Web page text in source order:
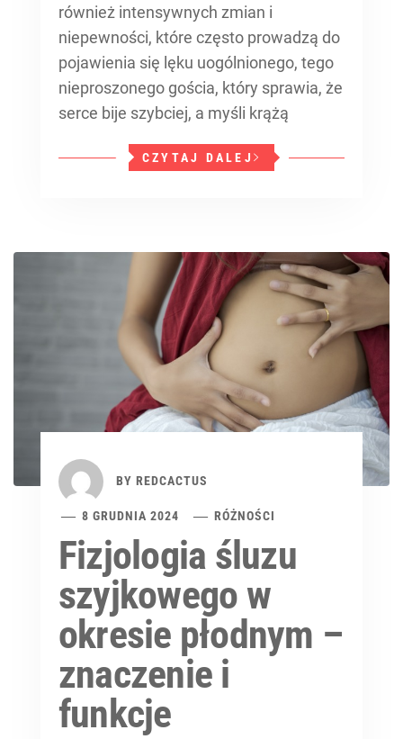
również intensywnych zmian i
niepewności, które często prowadzą do
pojawienia się lęku uogólnionego, tego
nieproszonego gościa, który sprawia, że
serce bije szybciej, a myśli krążą
CZYTAJ DALEJ
BY REDCACTUS
8 GRUDNIA 2024 RÓŻNOŚCI
Fizjologia śluzu
szyjkowego w
okresie płodnym –
znaczenie i
funkcje